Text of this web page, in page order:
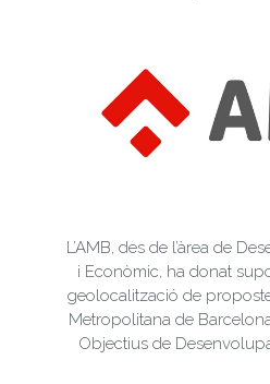
L’AMB, des de l’àrea de
i Econòmic, ha donat
geolocalització de
Metropolitana de
Objectius de